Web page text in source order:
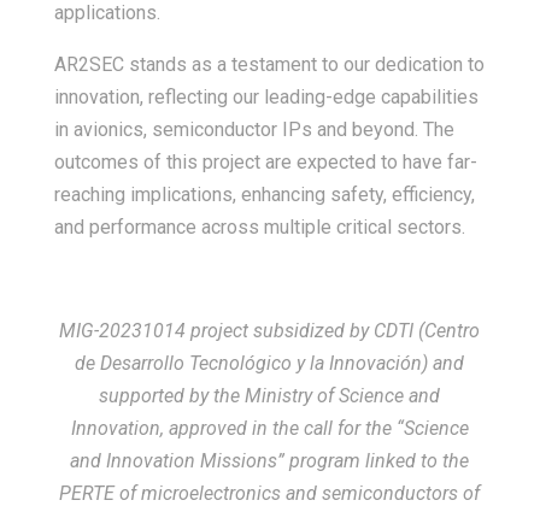
applications.
AR2SEC stands as a testament to our dedication to
innovation, reflecting our leading-edge capabilities
in avionics, semiconductor IPs and beyond. The
outcomes of this project are expected to have far-
reaching implications, enhancing safety, efficiency,
and performance across multiple critical sectors.
MIG-20231014 project subsidized by CDTI (Centro
de Desarrollo Tecnológico y la Innovación) and
supported by the Ministry of Science and
Innovation, approved in the call for the “Science
and Innovation Missions” program linked to the
PERTE of microelectronics and semiconductors of